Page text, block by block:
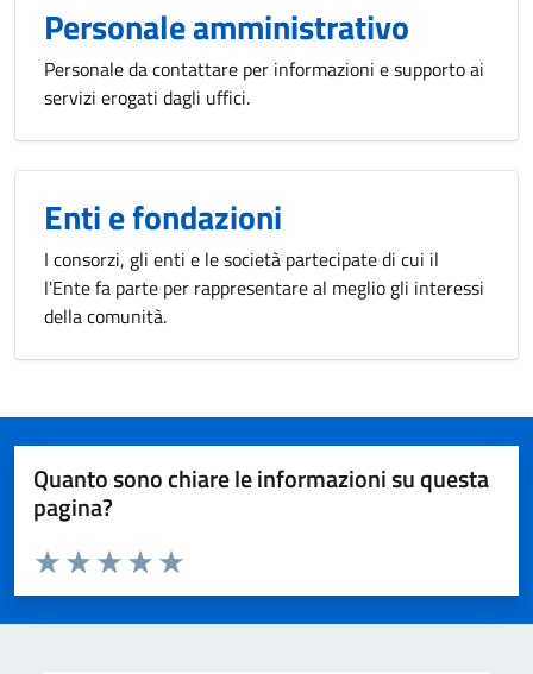
Personale amministrativo
Personale da contattare per informazioni e supporto ai
servizi erogati dagli uffici.
Enti e fondazioni
I consorzi, gli enti e le società partecipate di cui il
l'Ente fa parte per rappresentare al meglio gli interessi
della comunità.
Quanto sono chiare le informazioni su questa
pagina?
Valuta da 1 a 5 stelle la pagina
Valuta 5 stelle su 5
Valuta 4 stelle su 5
Valuta 3 stelle su 5
Valuta 2 stelle su 5
Valuta 1 stelle su 5